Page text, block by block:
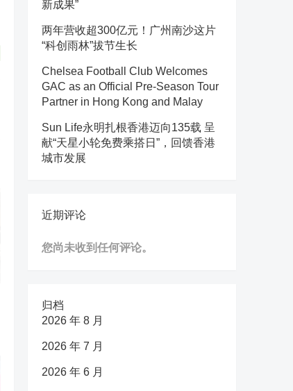
新成果”
两年营收超300亿元！广州南沙这片
“科创雨林”拔节生长
Chelsea Football Club Welcomes
GAC as an Official Pre-Season Tour
Partner in Hong Kong and Malay
Sun Life永明扎根香港迈向135载 呈
献“天星小轮免费乘搭日”，回馈香港
城市发展
近期评论
您尚未收到任何评论。
归档
2026 年 8 月
2026 年 7 月
2026 年 6 月